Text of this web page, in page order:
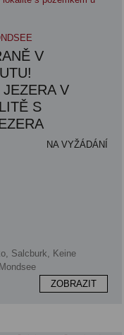
V
V
S
NA VYŽÁDÁNÍ
Salcburk, Keine
ZOBRAZIT